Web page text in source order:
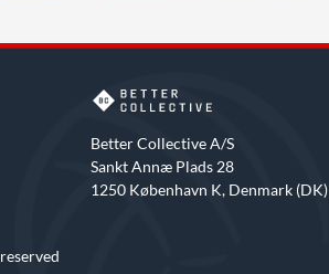
Better Collective A/S
Sankt Annæ Plads 28
1250 København K, Denmark (DK)